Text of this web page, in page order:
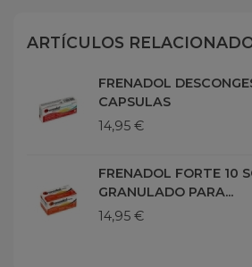
ARTÍCULOS
FRENADOL
CAPSULAS
14,95 €
FRENADOL FORTE 10
GRANULADO PARA...
14,95 €